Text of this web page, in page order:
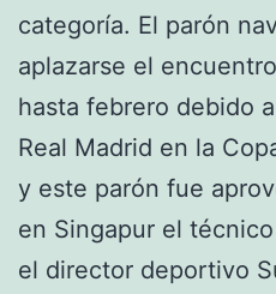
categoría. El parón
aplazarse el
hasta febrero debido
Real Madrid en la
y este parón fue
en Singapur el
el director deportivo